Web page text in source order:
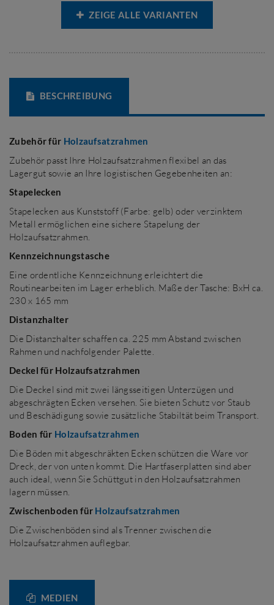
ZEIGE ALLE VARIANTEN
BESCHREIBUNG
Zubehör für Holzaufsatzrahmen
Zubehör passt Ihre Holzaufsatzrahmen flexibel an das
Lagergut sowie an Ihre logistischen Gegebenheiten an:
Stapelecken
Stapelecken aus Kunststoff (Farbe: gelb) oder verzinktem
Metall ermöglichen eine sichere Stapelung der
Holzaufsatzrahmen.
Kennzeichnungstasche
Eine ordentliche Kennzeichnung erleichtert die
Routinearbeiten im Lager erheblich. Maße der Tasche: BxH ca.
230 x 165 mm
Distanzhalter
Die Distanzhalter schaffen ca. 225 mm Abstand zwischen
Rahmen und nachfolgender Palette.
Deckel für Holzaufsatzrahmen
Die Deckel sind mit zwei längsseitigen Unterzügen und
abgeschrägten Ecken versehen. Sie bieten Schutz vor Staub
und Beschädigung sowie zusätzliche Stabiltät beim Transport.
Boden für Holzaufsatzrahmen
Die Böden mit abgeschräkten Ecken schützen die Ware vor
Dreck, der von unten kommt. Die Hartfaserplatten sind aber
auch ideal, wenn Sie Schüttgut in den Holzaufsatzrahmen
lagern müssen.
Zwischenboden für Holzaufsatzrahmen
Die Zwischenböden sind als Trenner zwischen die
Holzaufsatzrahmen auflegbar.
MEDIEN